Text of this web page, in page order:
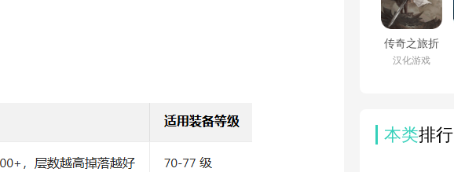
传奇之旅折
相思破解版
v1.5.83
汉化游戏
本类排行